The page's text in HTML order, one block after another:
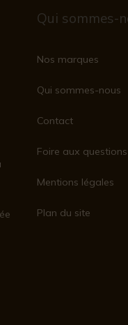
Qui sommes-
Nos marques
Qui sommes-nous
Contact
Foire aux questions
Mentions légales
Plan du site